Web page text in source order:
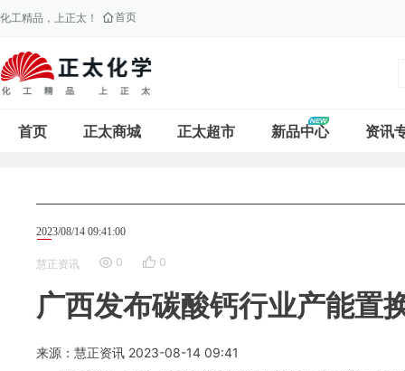
化工精品，上正太！ 首页
首页 正太商城 正太超市 新品中心 资讯
2023/08/14 09:41:00
慧正资讯 0 0
广西发布碳酸钙行业产能置
来源：慧正资讯 2023-08-14 09:41